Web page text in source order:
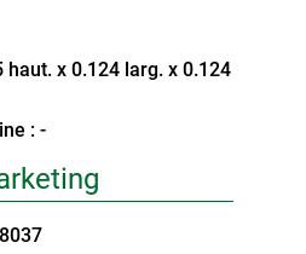
haut. x 0.124 larg. x 0.124
: -